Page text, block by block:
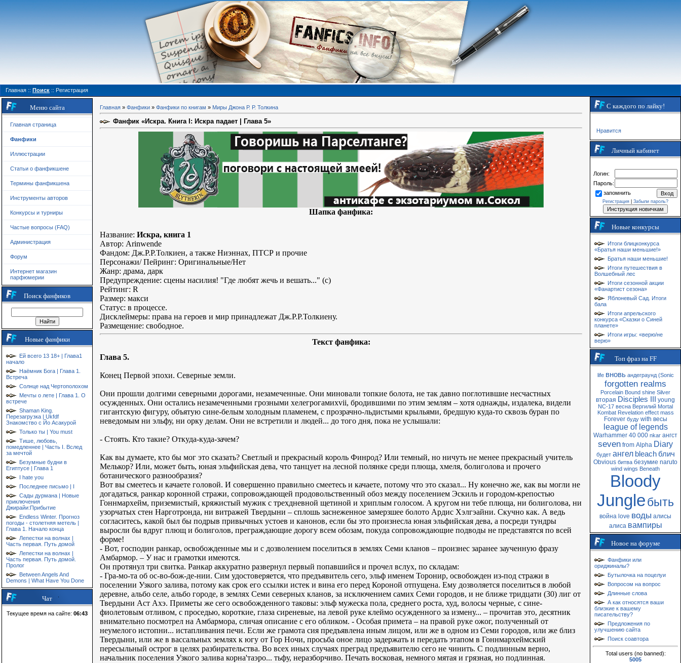
Главная :: Поиск :: Регистрация
Меню сайта
Главная страница
Фанфики
Иллюстрации
Статьи о фанфикшене
Термины фанфикшена
Инструменты авторов
Конкурсы и турниры
Частые вопросы (FAQ)
Администрация
Форум
Интернет магазин
парфюмерии
Поиск фанфиков
Новые фанфики
Ей всего 13 18+ | Глава1
начало
Наёмник Бога | Глава 1.
Встреча
Солнце над Чертополохом
Мечты о лете | Глава 1. О
встрече
Shaman King.
Перезагрузка | Ukfdf
Знакомство с Йо Асакурой
Только ты | You must
Тише, любовь,
помедленнее | Часть I. Вслед
за мечтой
Безумные будни в
Египтусе | Глава 1
I hate you
Последнее письмо | I
Сады дурмана | Новые
приключения
Джирайи:Прибытие
Endless Winter. Прогноз
погоды - столетняя метель |
Глава 1. Начало конца
Лепестки на волнах |
Часть первая. Путь домой
Лепестки на волнах |
Часть первая. Путь домой.
Пролог
Between Angels And
Demons | What Have You Done
Чат
Текущее время на сайте: 06:43
Главная » Фанфики » Фанфики по книгам » Миры Джона Р. Р. Толкина
Фанфик «Искра. Книга I: Искра падает | Глава 5»
Шапка фанфика:
Название: Искра, книга 1
Автор: Arinwende
Фандом: Дж.Р.Р.Толкиен, а также Ниэннах, ПТСР и прочие
Персонажи/ Пейринг: Оригинальные/Нет
Жанр: драма, дарк
Предупреждение: сцены насилия! "Где любят жечь и вешать..." (с)
Рейтинг: R
Размер: макси
Статус: в процессе.
Дисклеймеры: права на героев и мир принадлежат Дж.Р.Р.Толкиену.
Размещение: свободное.
Текст фанфика:
Глава 5.
Конец Первой эпохи. Северные земли.
Они прошли долгими северными дорогами, незамеченные. Они миновали топкие болота, не так давно поглотившие несчастных
осужденных. Они остались незамеченными грозными хелегрогамиxvii, бродившими по этим землям – хотя однажды, издалека, видели
гигантскую фигуру, объятую сине-белым холодным пламенем, с прозрачно-льдистыми крыльями, бредшую куда-то сквозь буран по
неведомым ни эльфу, ни орку делам. Они не встретили и людей... до того дня, пока не услышали:
- Стоять. Кто такие? Откуда-куда-зачем?
Как вы думаете, кто бы мог это сказать? Светлый и прекрасный король Финрод? Или темный, но ничуть не менее прекрасный учитель
Мелькор? Или, может быть, юная эльфийская дева, что танцует на лесной полянке среди плюща, хмеля, болиголова и прочего
ботанического разнообразия?
Вот вы смеетесь и качаете головой. И совершенно правильно смеетесь и качаете, потому что это сказал... Ну конечно же, как вы могли не
догадаться, ранкар коронной стражи, сопровождающей продовольственный обоз между поселением Эскиль и городом-крепостью
Гоннмархейм, приземистый, кряжистый мужик с трехдневной щетиной и хриплым голосом. А кругом ни тебе плюща, ни болиголова, ни
узорчатых стен Нарготронда, ни витражей Твердыни – сплошь заснеженное замерзшее болото Ардис Хэлгэайни. Скучно как. А ведь
согласитесь, какой был бы подрыв привычных устоев и канонов, если бы это произнесла юная эльфийская дева, а посреди тундры
выросли бы вдруг плющ и болиголов, преграждающие дорогу всем обозам, покуда сопровождающие подводы не представятся по всей
форме!
- Вот, господин ранкар, освобожденные мы и с дозволением поселиться в землях Семи кланов – произнес заранее заученную фразу
Амбармор. – У нас и грамотки имеются.
Он протянул три свитка. Ранкар аккуратно развернул первый попавшийся и прочел вслух, по складам:
- Гра-мо-та об ос-во-бож-де-нии. Сим удостоверяется, что предъявитель сего, эльф именем Торонир, освобожден из-под стражи в
поселении Узкого залива, потому как срок его ссылки истек и вина его перед Короной отпущена. Ему дозволяется поселиться в любой
деревне, альбо селе, альбо городе, в землях Семи северных кланов, за исключением самих Семи городов, и не ближе тридцати (30) лиг от
Твердыни Аст Ахэ. Приметы же сего освобожденного таковы: эльф мужеска пола, среднего роста, худ, волосы черные, с сине-
фиолетовым отливом, с проседью, короткие, глаза сиреневые, на левой руке клеймо осужденного за измену... – прочитав это, десятник
внимательно посмотрел на Амбармора, сличая описание с его обликом. - Особая примета – на правой руке ожог, полученный от
неумелого истопни... истапливания печи. Если же грамота сия предъявлена иным лицом, или же в одном из Семи городов, или же близ
Твердыни, или же в вассальных землях к югу от Гор Ночи, просьба оное лицо задержать и передать этапом в Гоннмархеймский
пересыльный острог в целях разбирательства. Во всех иных случаях преград предъявителю сего не чинить. С подлинным верно,
начальник поселения Узкого залива корна'таэро... тьфу, неразборчиво. Печать восковая, немного мятая и грязная, но подлинная.
С каждого по лайку!
Нравится
Личный кабинет
Логин:
Пароль:
запомнить
Регистрация Забыли пароль?
Новые конкурсы
Итоги блицконкурса
«Братья наши меньшие!»
Братья наши меньшие!
Итоги путешествия в
Волшебный лес
Итоги сезонной акции
«Фанартист сезона»
Яблоневый Сад. Итоги
бала
Итоги апрельского
конкурса «Сказки о Синей
планете»
Итоги игры: «верю/не
верю»
Топ фраз на FF
life вновь андеграунд (Sonic
forgotten realms
Porcelain Bound shine Silver
вторая Disciples III young
NC-17 весна Вергилий Mortal
Kombat Revelation effect mass
Forever буду with весы
league of legends
Warhammer 40 000 nkar ангст
seven from Alpha Diary
будет ангел bleach блич
Obvious битва безумие naruto
wind wings Beneath
Bloody
Jungleбыть
война love воды алисы
алиса вампиры
Новое на форуме
Фанфики или
ориджиналы?
Бутылочка на поцелуи
Вопросом на вопрос
Длинные слова
А как относятся ваши
близкие к вашему
писательству?
Предложения по
улучшению сайта
Поиск соавтора
Total users (no banned):
5005